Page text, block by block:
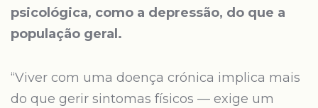
psicológica, como a depressão, do que a
população geral.
“Viver com uma doença crónica implica mais
do que gerir sintomas físicos — exige um